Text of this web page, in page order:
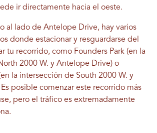
ir directamente hacia el oeste.
al lado de Antelope Drive, hay varios
donde estacionar y resguardarse del
tu recorrido, como Founders Park (en la
2000 W. y Antelope Drive) o
la intersección de South 2000 W. y
posible comenzar este recorrido más
pero el tráfico es extremadamente